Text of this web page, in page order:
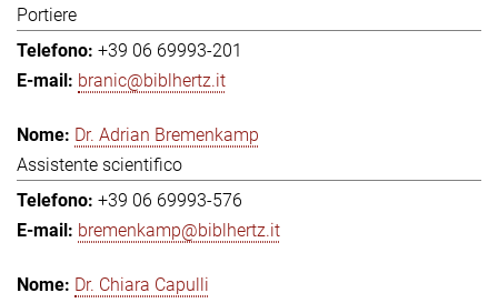
Portiere
+39 06 69993-201
branic@biblhertz.it
Dr. Adrian Bremenkamp
Assistente scientifico
+39 06 69993-576
bremenkamp@biblhertz.it
Dr. Chiara Capulli